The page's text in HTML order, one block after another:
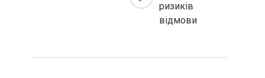
ризиків
відмови